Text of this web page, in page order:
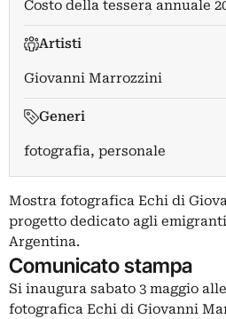
Costo della tessera annuale
Artisti
Giovanni Marrozzini
Generi
fotografia, personale
Mostra fotografica Echi di
progetto dedicato agli
Argentina.
Comunicato stampa
Si inaugura sabato 3 maggio
fotografica Echi di Giovanni